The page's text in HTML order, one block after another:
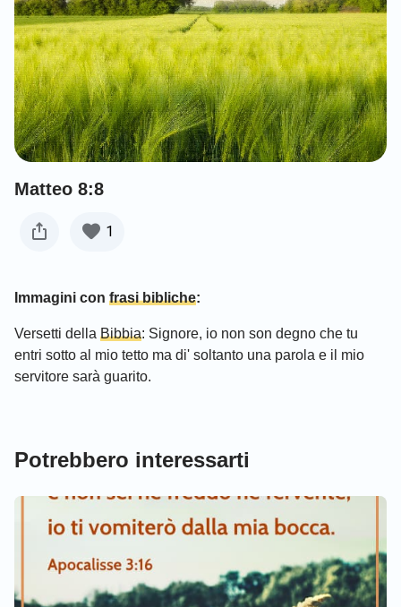
Matteo 8:8
1
Immagini con frasi bibliche:
Versetti della Bibbia: Signore, io non son degno che tu
entri sotto al mio tetto ma di' soltanto una parola e il mio
servitore sarà guarito.
Potrebbero interessarti